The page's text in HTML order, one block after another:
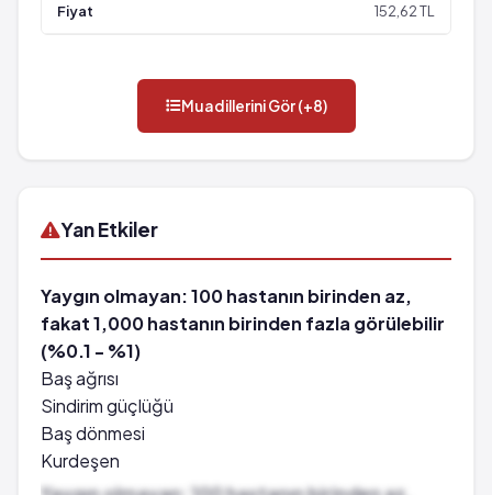
152,62 TL
Muadillerini Gör (+8)
Yan Etkiler
Yaygın olmayan: 100 hastanın birinden az,
fakat 1,000 hastanın birinden fazla görülebilir
(%0.1 - %1)
Baş ağrısı
Sindirim güçlüğü
Baş dönmesi
Kurdeşen
Kaşıntı